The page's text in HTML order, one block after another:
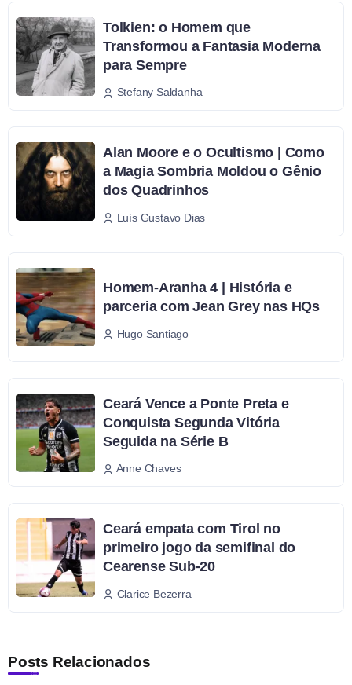
Tolkien: o Homem que
Transformou a Fantasia Moderna
para Sempre
Stefany Saldanha
Alan Moore e o Ocultismo | Como
a Magia Sombria Moldou o Gênio
dos Quadrinhos
Luís Gustavo Dias
Homem-Aranha 4 | História e
parceria com Jean Grey nas HQs
Hugo Santiago
Ceará Vence a Ponte Preta e
Conquista Segunda Vitória
Seguida na Série B
Anne Chaves
Ceará empata com Tirol no
primeiro jogo da semifinal do
Cearense Sub-20
Clarice Bezerra
Posts Relacionados